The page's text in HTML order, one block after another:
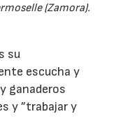
(Zamora).
su
escucha y
ganaderos
y ”trabajar y